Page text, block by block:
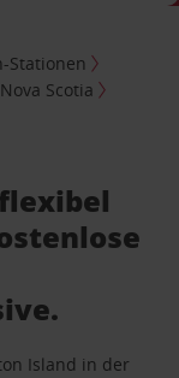
Stationen
Nova Scotia
Island in der